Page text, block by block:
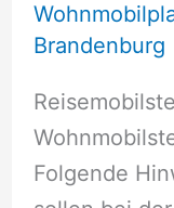
Brandenburg
Folgende